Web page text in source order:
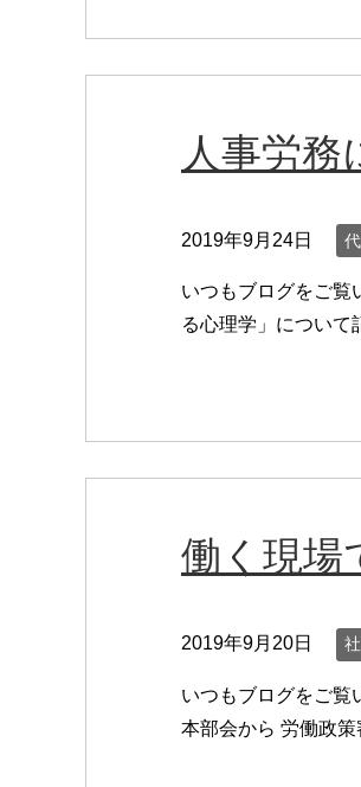
人事労務
2019年9月24日
いつもブログをご
る心理学」につい
働く現場
2019年9月20日
いつもブログをご
本部会から 労働政